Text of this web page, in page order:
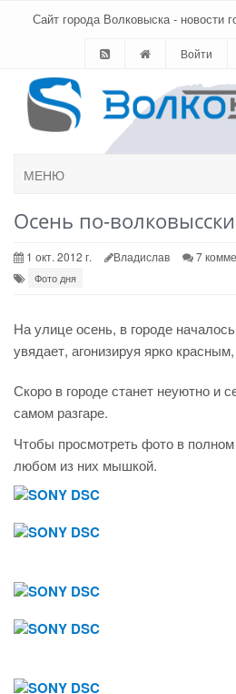
Сайт города Волковыска - новости
Войти
МЕНЮ
Осень по-волковысски
1 окт. 2012 г. Владислав 7
Фото дня
На улице осень, в городе
увядает, агонизируя ярко
Скоро в городе станет неуютно и
самом разгаре.
Чтобы просмотреть фото в
любом из них мышкой.